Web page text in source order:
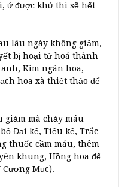
ứ được khứ thì sẽ hết
lâu ngày không giảm,
bị hoại tử hoá thành
Kim ngân hoa,
hoa xà thiệt thảo để
giảm mà chảy máu
Đại kế, Tiểu kế, Trắc
thuốc cầm máu, thêm
khung, Hồng hoa để
Mục).